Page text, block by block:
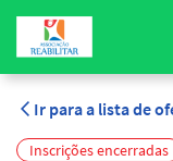
Ir para a lista de
Inscrições encerradas